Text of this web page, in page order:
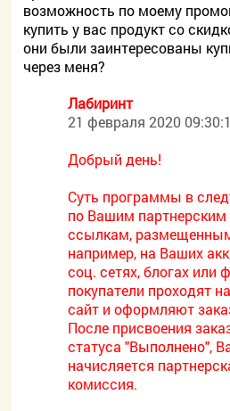
возможность по моему
купить у вас продукт со
они были заинтересованы
через меня?
Лабиринт
21 февраля 2020
Добрый день!
Суть программы в
по Вашим партнерским
ссылкам,
например, на Ваших
соц. сетях, блогах или
покупатели проходят
сайт и оформляют
После присвоения
статуса "Выполнено",
начисляется
комиссия.